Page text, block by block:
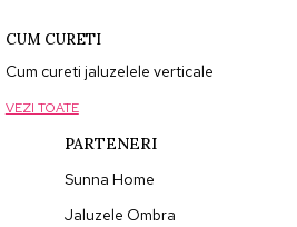
CUM CURETI
Cum cureti jaluzelele verticale
VEZI TOATE
PARTENERI
Sunna Home
Jaluzele Ombra